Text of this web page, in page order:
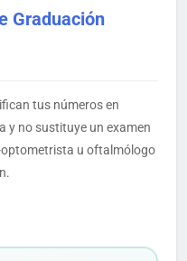
Graduación
tus números en
y no sustituye un examen
u oftalmólogo